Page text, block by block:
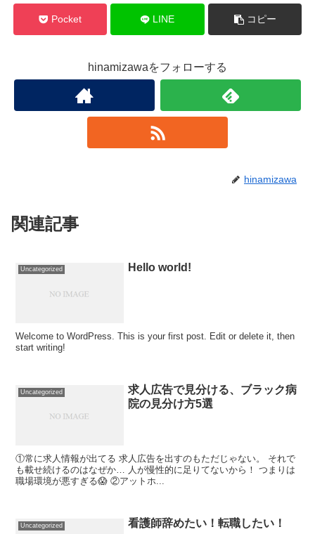
Pocket LINE コピー
hinamizawaをフォローする
hinamizawa
関連記事
Uncategorized Hello world!
Welcome to WordPress. This is your first post. Edit or delete it, then
start writing!
Uncategorized
求人広告で見分ける、ブラック病
院の見分け方5選
①常に求人情報が出てる 求人広告を出すのもただじゃない。 それで
も載せ続けるのはなぜか… 人が慢性的に足りてないから！ つまりは
職場環境が悪すぎる😱 ②アットホ...
Uncategorized 看護師辞めたい！転職したい！